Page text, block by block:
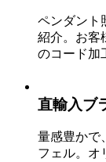
ペンダント
紹介。お客
のコード加
直輸入ブ
量感豊かで
フェル。オ